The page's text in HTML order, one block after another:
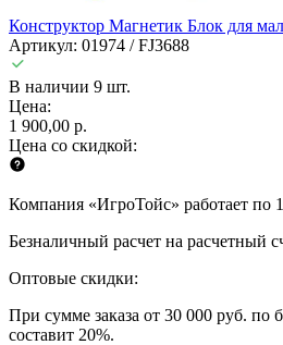
Конструктор Магнетик Блок для
Артикул: 01974 / FJ3688
В наличии 9 шт.
Цена:
1 900,00 р.
Цена со скидкой:
Компания «ИгроТойс» работает по
Безналичный расчет на расчетный
Оптовые скидки:
При сумме заказа от 30 000 руб. по
составит 20%.